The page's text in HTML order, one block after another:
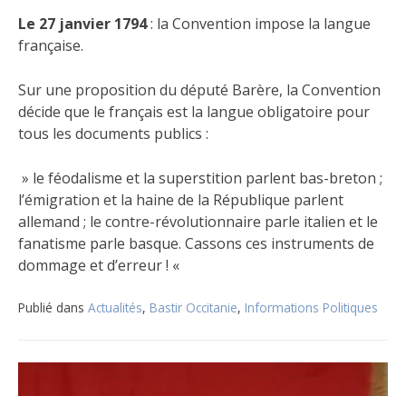
Le 27 janvier 1794: la Convention impose la langue
française.
Sur une proposition du député Barère, la Convention
décide que le français est la langue obligatoire pour
tous les documents publics :
» le féodalisme et la superstition parlent bas-breton ;
l’émigration et la haine de la République parlent
allemand ; le contre-révolutionnaire parle italien et le
fanatisme parle basque. Cassons ces instruments de
dommage et d’erreur ! «
Publié dans Actualités, Bastir Occitanie, Informations Politiques